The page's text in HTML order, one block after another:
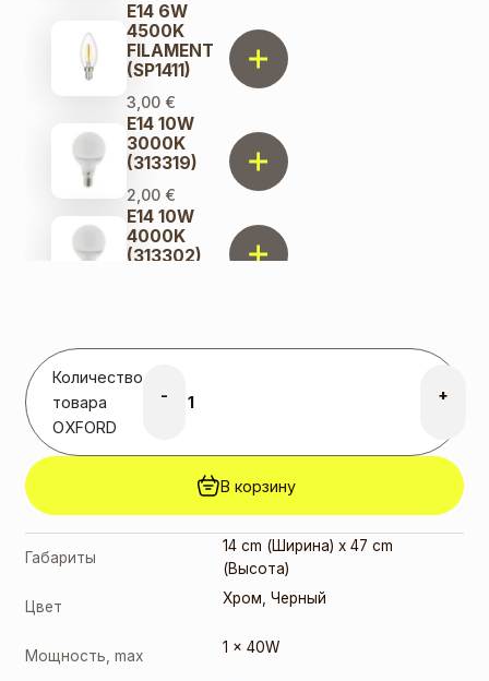
E14 6W
4500K
FILAMENT
(SP1411)
3,00 €
E14 10W
3000K
(313319)
2,00 €
E14 10W
4000K
(313302)
Количество
товара
OXFORD
- +
В корзину
Габариты
14 cm (Ширина) x 47 cm
(Высота)
Цвет Хром ,Черный
Мощность, max 1 x 40W